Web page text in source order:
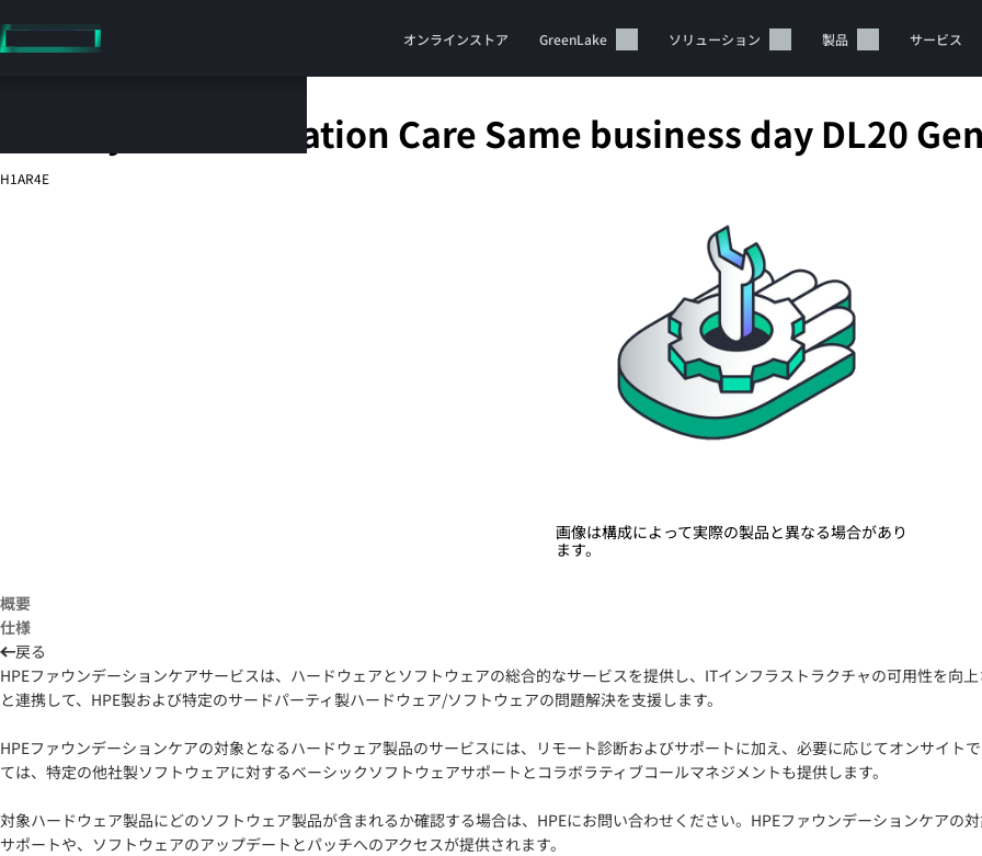
イ
テ
ン
オンラインストア GreenLake ソリューション 製品 サービス
カートは空です
HPEストアで商品を検索、構成、注文できます。
今すぐ購入
HPE 3 year Foundation Care Same business day DL20
H1AR4E
画像は構成によって実際の製品と異なる場合があり
ます。
概要
仕様
戻る
HPEファウンデーションケアサービスは、ハードウェアとソフトウェアの総合的なサービスを提供し、ITインフラストラクチャの可用性を向
と連携して、HPE製および特定のサードパーティ製ハードウェア/ソフトウェアの問題解決を支援します。
HPEファウンデーションケアの対象となるハードウェア製品のサービスには、リモート診断およびサポートに加え、必要に応じてオンサイト
ては、特定の他社製ソフトウェアに対するベーシックソフトウェアサポートとコラボラティブコールマネジメントも提供します。
対象ハードウェア製品にどのソフトウェア製品が含まれるか確認する場合は、HPEにお問い合わせください。HPEファウンデーションケアの
サポートや、ソフトウェアのアップデートとパッチへのアクセスが提供されます。